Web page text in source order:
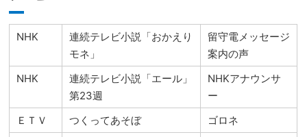
NHK
連続テレビ小説「おかえり
モネ」
留守電メッセージ
案内の声
NHK
連続テレビ小説「エール」
第23週
NHKアナウンサ
ー
ＥＴＶ
つくってあそぼ
ゴロネ